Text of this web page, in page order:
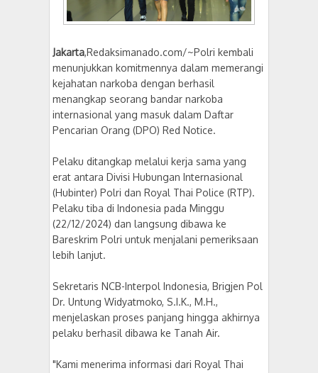
Jakarta,Redaksimanado.com/~Polri kembali
menunjukkan komitmennya dalam memerangi
kejahatan narkoba dengan berhasil
menangkap seorang bandar narkoba
internasional yang masuk dalam Daftar
Pencarian Orang (DPO) Red Notice.
Pelaku ditangkap melalui kerja sama yang
erat antara Divisi Hubungan Internasional
(Hubinter) Polri dan Royal Thai Police (RTP).
Pelaku tiba di Indonesia pada Minggu
(22/12/2024) dan langsung dibawa ke
Bareskrim Polri untuk menjalani pemeriksaan
lebih lanjut.
Sekretaris NCB-Interpol Indonesia, Brigjen Pol
Dr. Untung Widyatmoko, S.I.K., M.H.,
menjelaskan proses panjang hingga akhirnya
pelaku berhasil dibawa ke Tanah Air.
"Kami menerima informasi dari Royal Thai